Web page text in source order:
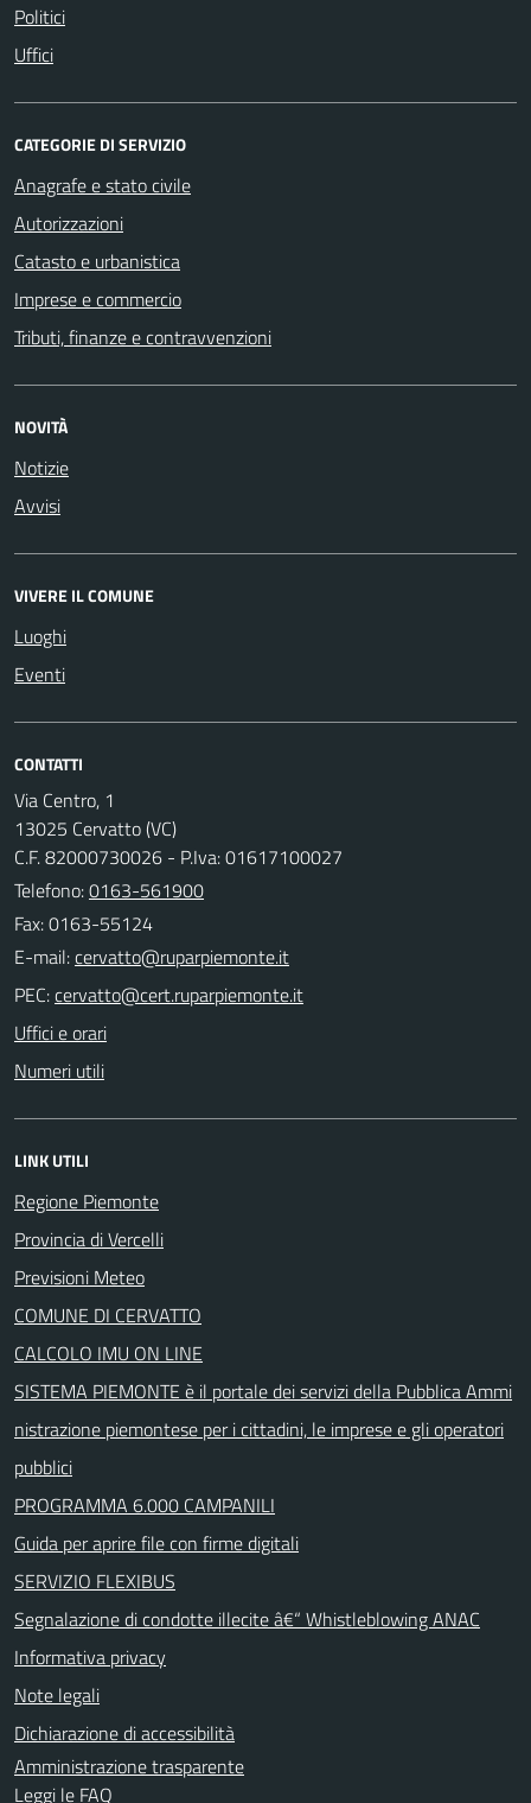
Politici
Uffici
CATEGORIE DI SERVIZIO
Anagrafe e stato civile
Autorizzazioni
Catasto e urbanistica
Imprese e commercio
Tributi, finanze e contravvenzioni
NOVITÀ
Notizie
Avvisi
VIVERE IL COMUNE
Luoghi
Eventi
CONTATTI
Via Centro, 1
13025 Cervatto (VC)
C.F. 82000730026 - P.Iva: 01617100027
Telefono:0163-561900
Fax: 0163-55124
E-mail:
PEC:
Uffici e orari
Numeri utili
LINK UTILI
Regione Piemonte
Provincia di Vercelli
Previsioni Meteo
COMUNE DI CERVATTO
CALCOLO IMU ON LINE
SISTEMA PIEMONTE è il portale dei servizi della Pubblica Ammi
nistrazione piemontese per i cittadini, le imprese e gli operatori
pubblici
PROGRAMMA 6.000 CAMPANILI
Guida per aprire file con firme digitali
SERVIZIO FLEXIBUS
Segnalazione di condotte illecite â€“ Whistleblowing ANAC
Informativa privacy
Note legali
Dichiarazione di accessibilità
Amministrazione trasparente
Leggi le FAQ